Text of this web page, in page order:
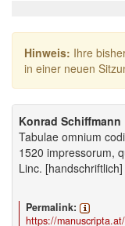
Hinweis: Ihre
in einer neuen
Konrad Schiffmann
Tabulae omnium
1520 impressorum,
Linc. [handschriftlich]
Permalink:
https://